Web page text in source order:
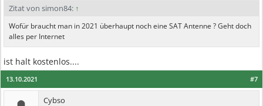
Zitat von simon84: ↑
Wofür braucht man in 2021 überhaupt noch eine SAT Antenne ? Geht doch
alles per Internet
ist halt kostenlos....
#7
13.10.2021
Cybso